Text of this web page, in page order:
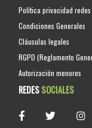
Política privacidad
Condiciones Generales
Cláusulas legales
RGPD (Reglamento
Autorización menores
REDESSOCIALES